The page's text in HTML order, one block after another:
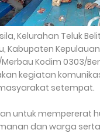
Kelurahan Teluk
Kabupaten
Kodim 0303/
kegiatan
setempat.
untuk mempererat
dan warga